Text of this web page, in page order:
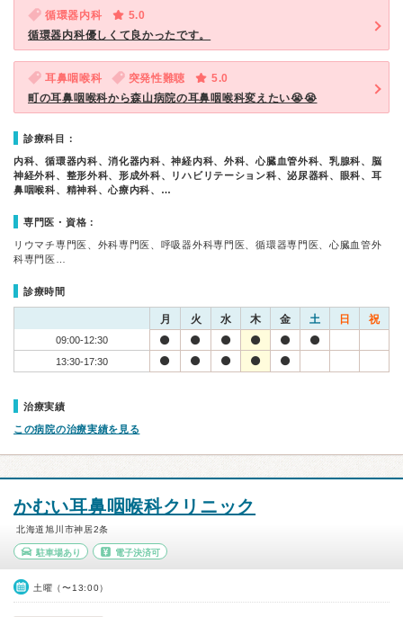
循環器内科
5.0
循環器内科優しくて良かったです。
耳鼻咽喉科 突発性難聴
5.0
町の耳鼻咽喉科から森山病院の耳鼻咽喉科変えたい😭😭
診療科目：
内科、循環器内科、消化器内科、神経内科、外科、心臓血管外科、乳腺科、脳
神経外科、整形外科、形成外科、リハビリテーション科、泌尿器科、眼科、耳
鼻咽喉科、精神科、心療内科、…
専門医・資格：
リウマチ専門医、外科専門医、呼吸器外科専門医、循環器専門医、心臓血管外
科専門医…
診療時間
月 火 水 木 金 土 日 祝
09:00-12:30
13:30-17:30
治療実績
この病院の治療実績を見る
かむい耳鼻咽喉科クリニック
北海道旭川市神居2条
駐車場あり 電子決済可
土曜（〜13:00）